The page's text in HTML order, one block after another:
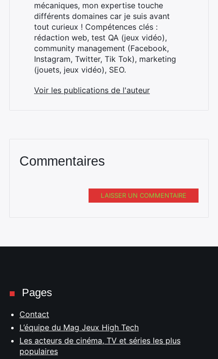
mécaniques, mon expertise touche
différents domaines car je suis avant
tout curieux ! Compétences clés :
rédaction web, test QA (jeux vidéo),
community management (Facebook,
Instagram, Twitter, Tik Tok), marketing
(jouets, jeux vidéo), SEO.
Voir les publications de l'auteur
Commentaires
LAISSER UN COMMENTAIRE
Pages
Contact
L’équipe du Mag Jeux High Tech
Les acteurs de cinéma, TV et séries les plus
populaires